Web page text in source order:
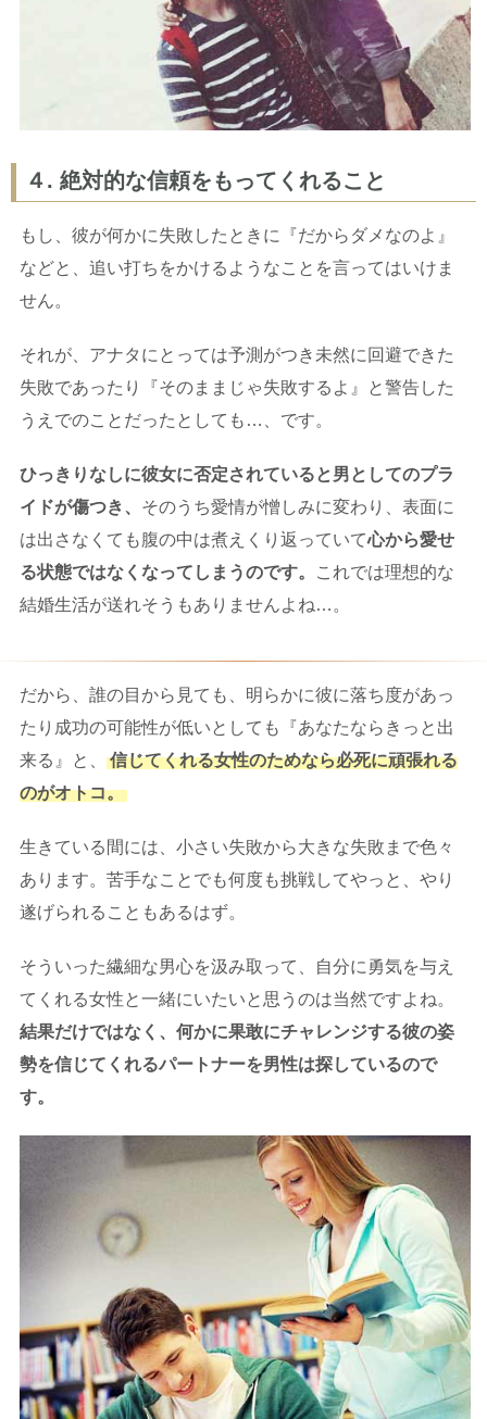
４. 絶対的な信頼をもってくれること
もし、彼が何かに失敗したときに『だからダメなのよ』
などと、追い打ちをかけるようなことを言ってはいけま
せん。
それが、アナタにとっては予測がつき未然に回避できた
失敗であったり『そのままじゃ失敗するよ』と警告した
うえでのことだったとしても…、です。
ひっきりなしに彼女に否定されていると男としてのプラ
イドが傷つき、 そのうち愛情が憎しみに変わり、表面に
は出さなくても腹の中は煮えくり返っていて心から愛せ
る状態ではなくなってしまうのです。
これでは理想的な
結婚生活が送れそうもありませんよね…。
だから、誰の目から見ても、明らかに彼に落ち度があっ
たり成功の可能性が低いとしても『あなたならきっと出
来る』と、
信じてくれる女性のためなら必死に頑張れる
のがオトコ。
生きている間には、小さい失敗から大きな失敗まで色々
あります。苦手なことでも何度も挑戦してやっと、やり
遂げられることもあるはず。
そういった繊細な男心を汲み取って、自分に勇気を与え
てくれる女性と一緒にいたいと思うのは当然ですよね。
結果だけではなく、何かに果敢にチャレンジする彼の姿
勢を信じてくれるパートナーを男性は探しているので
す。